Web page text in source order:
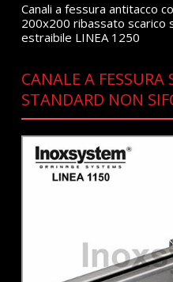
Canali a fessura antitacco
200x200 ribassato
estraibile LINEA 1250
CANALE A FESSURA
STANDARD NON